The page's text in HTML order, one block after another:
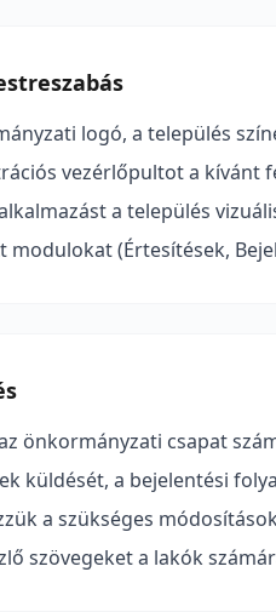
logó, a település
vezérlőpultot a kívánt
a település
modulokat (Értesítések,
önkormányzati csapat
küldését, a bejelentési
a szükséges
szövegeket a lakók